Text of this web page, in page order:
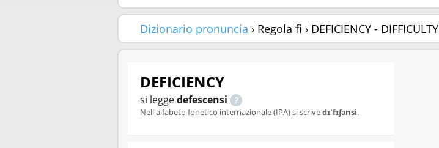
Dizionario pronuncia › Regola fi › DEFICIENCY - DIFFICULTY
DEFICIENCY
si leggedefescensi
Nell'alfabeto fonetico internazionale (IPA) si scrivedɪˈfɪʃənsi.